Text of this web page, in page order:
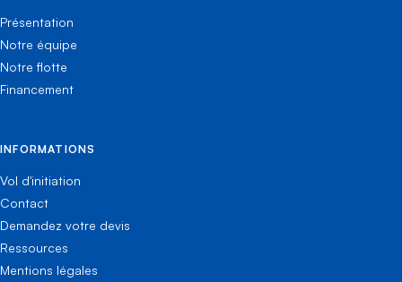
Présentation
Notre équipe
Notre flotte
Financement
INFORMATIONS
Vol d'initiation
Contact
Demandez votre devis
Ressources
Mentions légales